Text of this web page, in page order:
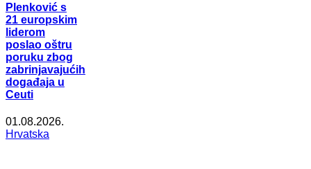
Plenković s
21 europskim
liderom
poslao oštru
poruku zbog
zabrinjavajućih
događaja u
Ceuti
01.08.2026.
Hrvatska